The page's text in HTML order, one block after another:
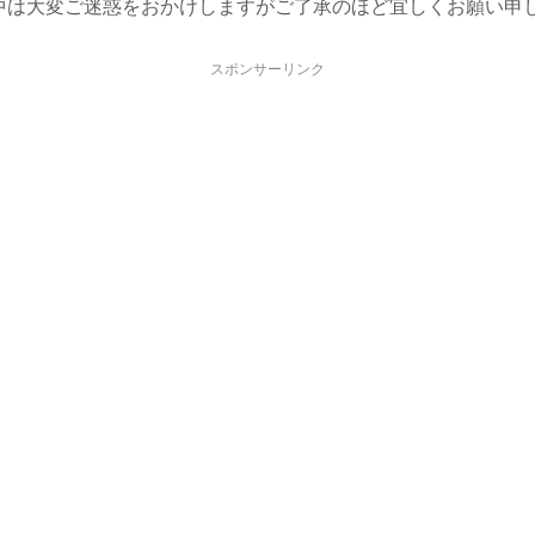
は大変ご迷惑をおかけしますがご了承のほど宜しくお願い申
スポンサーリンク